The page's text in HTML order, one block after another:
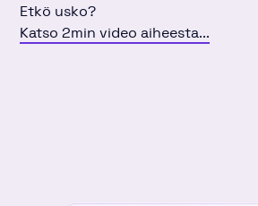
Etkö usko?
Katso 2min video aiheesta...